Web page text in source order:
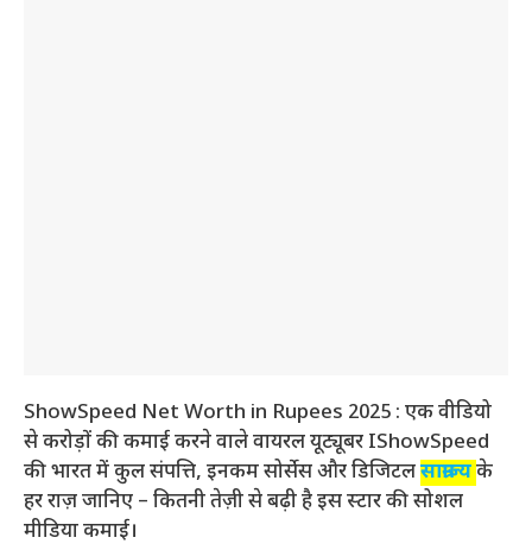
ShowSpeed Net Worth in Rupees 2025 : एक वीडियो
से करोड़ों की कमाई करने वाले वायरल यूट्यूबर IShowSpeed
की भारत में कुल संपत्ति, इनकम सोर्सेस और डिजिटलसाम्राज्यके
हर राज़ जानिए – कितनी तेज़ी से बढ़ी है इस स्टार की सोशल
मीडिया कमाई।